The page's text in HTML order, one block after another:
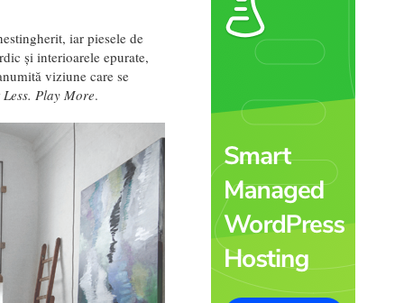
iar piesele de
și interioarele epurate,
viziune care se
Less. Play More.